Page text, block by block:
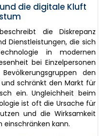
die digitale Kluft
die Diskrepanz
Dienstleistungen, die sich
in modernen
bei Einzelpersonen
den
schränkt den Markt für
ein. Ungleichheit beim
ist oft die Ursache für
und die Wirksamkeit
einschränken kann.